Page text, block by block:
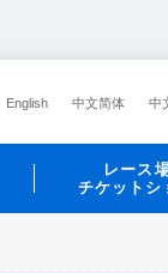
English 中文简体 中
レース
チケットシ